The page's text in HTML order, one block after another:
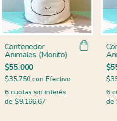
Contenedor
Animales (Monito)
$55.000
$35.750 con Efectivo
6 cuotas sin interés
de $9.166,67
6
de